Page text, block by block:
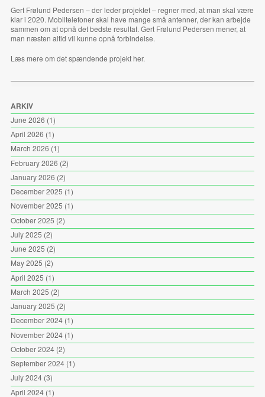
Gert Frølund Pedersen – der leder projektet – regner med, at man skal være
klar i 2020. Mobiltelefoner skal have mange små antenner, der kan arbejde
sammen om at opnå det bedste resultat. Gert Frølund Pedersen mener, at
man næsten altid vil kunne opnå forbindelse.
Læs mere om det spændende projekther.
ARKIV
June 2026 (1)
April 2026 (1)
March 2026 (1)
February 2026 (2)
January 2026 (2)
December 2025 (1)
November 2025 (1)
October 2025 (2)
July 2025 (2)
June 2025 (2)
May 2025 (2)
April 2025 (1)
March 2025 (2)
January 2025 (2)
December 2024(1)
November 2024(1)
October 2024(2)
September 2024(1)
July 2024(3)
April 2024(1)